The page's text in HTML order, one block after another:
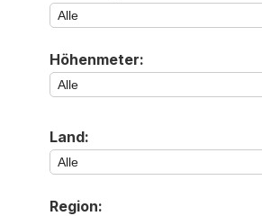
Höhenmeter:
Land:
Region: